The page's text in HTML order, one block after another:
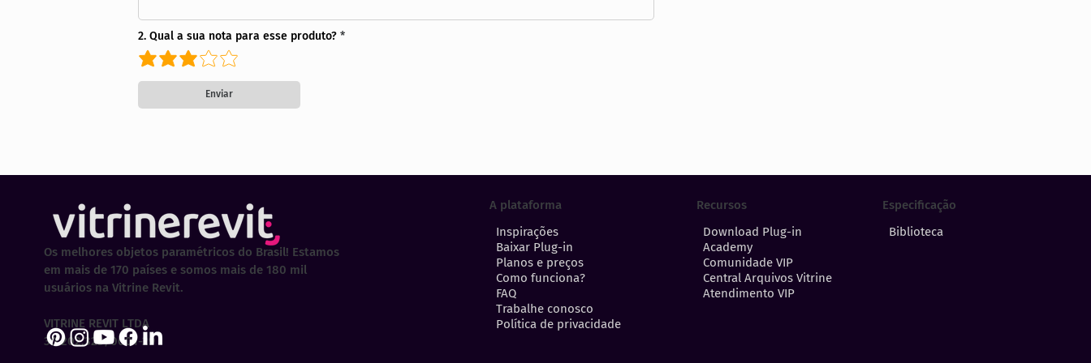
2. Qual a sua nota para esse produto?
Enviar
A plataforma
Inspirações
Baixar Plug-in
Planos e preços
Como funciona?
FAQ
Trabalhe conosco
Política de privacidade
Recursos
Download Plug-in
Academy
Comunidade VIP
Central Arquivos Vitrine
Atendimento VIP
Especificação
Biblioteca
Os melhores objetos paramétricos do Brasil! Estamos
em mais de 170 países e somos mais de 180 mil
usuários na Vitrine Revit.
VITRINE REVIT LTDA
30.202.323/0001-29